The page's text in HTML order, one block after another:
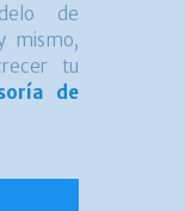
de
mismo,
tu
de